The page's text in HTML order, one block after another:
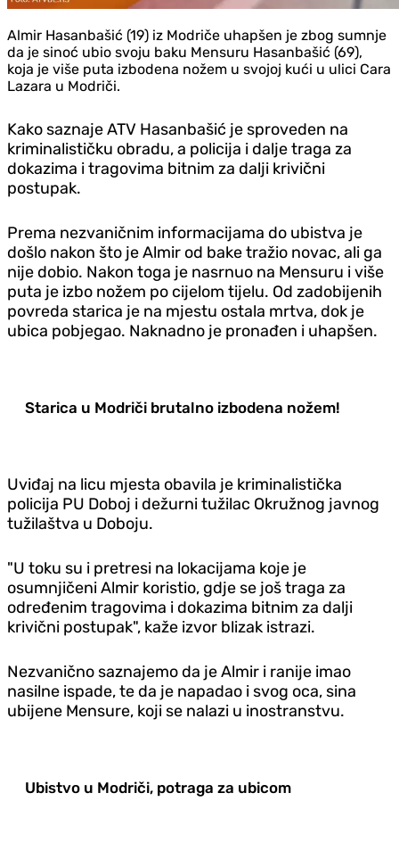
Almir Hasanbašić (19) iz Modriče uhapšen je zbog sumnje
da je sinoć ubio svoju baku Mensuru Hasanbašić (69),
koja je više puta izbodena nožem u svojoj kući u ulici Cara
Lazara u Modriči.
Kako saznaje ATV Hasanbašić je sproveden na
kriminalističku obradu, a policija i dalje traga za
dokazima i tragovima bitnim za dalji krivični
postupak.
Prema nezvaničnim informacijama do ubistva je
došlo nakon što je Almir od bake tražio novac, ali ga
nije dobio. Nakon toga je nasrnuo na Mensuru i više
puta je izbo nožem po cijelom tijelu. Od zadobijenih
povreda starica je na mjestu ostala mrtva, dok je
ubica pobjegao. Naknadno je pronađen i uhapšen.
Starica u Modriči brutalno izbodena nožem!
Uviđaj na licu mjesta obavila je kriminalistička
policija PU Doboj i dežurni tužilac Okružnog javnog
tužilaštva u Doboju.
"U toku su i pretresi na lokacijama koje je
osumnjičeni Almir koristio, gdje se još traga za
određenim tragovima i dokazima bitnim za dalji
krivični postupak", kaže izvor blizak istrazi.
Nezvanično saznajemo da je Almir i ranije imao
nasilne ispade, te da je napadao i svog oca, sina
ubijene Mensure, koji se nalazi u inostranstvu.
Ubistvo u Modriči, potraga za ubicom